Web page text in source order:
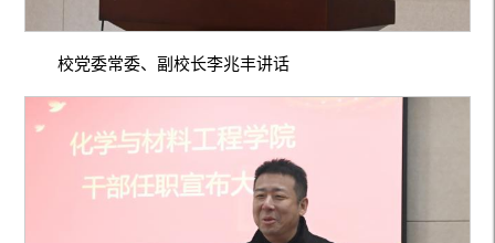
校党委常委、副校长李兆丰讲话